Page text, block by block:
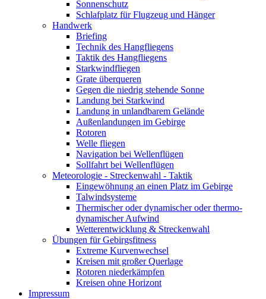
Sonnenschutz
Schlafplatz für Flugzeug und Hänger
Handwerk
Briefing
Technik des Hangfliegens
Taktik des Hangfliegens
Starkwindfliegen
Grate überqueren
Gegen die niedrig stehende Sonne
Landung bei Starkwind
Landung in unlandbarem Gelände
Außenlandungen im Gebirge
Rotoren
Welle fliegen
Navigation bei Wellenflügen
Sollfahrt bei Wellenflügen
Meteorologie - Streckenwahl - Taktik
Eingewöhnung an einen Platz im Gebirge
Talwindsysteme
Thermischer oder dynamischer oder thermo-
dynamischer Aufwind
Wetterentwicklung & Streckenwahl
Übungen für Gebirgsfitness
Extreme Kurvenwechsel
Kreisen mit großer Querlage
Rotoren niederkämpfen
Kreisen ohne Horizont
Impressum